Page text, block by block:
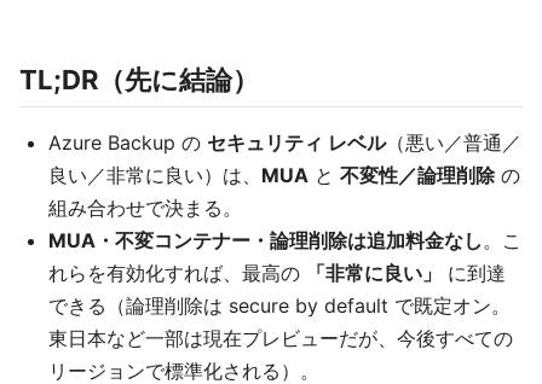
TL;DR（先に結論）
Azure Backup の セキュリティ レベル（悪い／普通／
良い／非常に良い）は、 MUA と 不変性／論理削除の
組み合わせで決まる。
MUA・不変コンテナー・論理削除は追加料金なし 。こ
れらを有効化すれば、最高の
「非常に良い」
に到達
できる（論理削除は secure by default で既定オン。
東日本など一部は現在プレビューだが、今後すべての
リージョンで標準化される）。